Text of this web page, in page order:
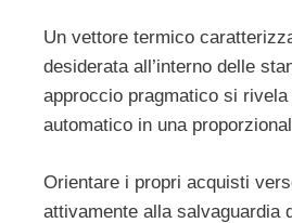
Un vettore termico
desiderata all’interno delle
approccio pragmatico si
automatico in una
Orientare i propri acquisti
attivamente alla salvaguardia